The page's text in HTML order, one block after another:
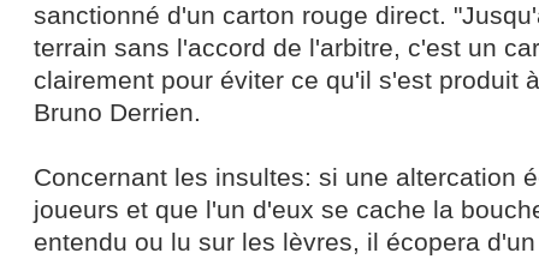
sanctionné d'un carton rouge direct.
terrain sans l'accord de l'arbitre, c'est un
clairement pour éviter ce qu'il s'est produit
Bruno Derrien.
Concernant les insultes: si une altercation
joueurs et que l'un d'eux se cache la
entendu ou lu sur les lèvres, il écopera